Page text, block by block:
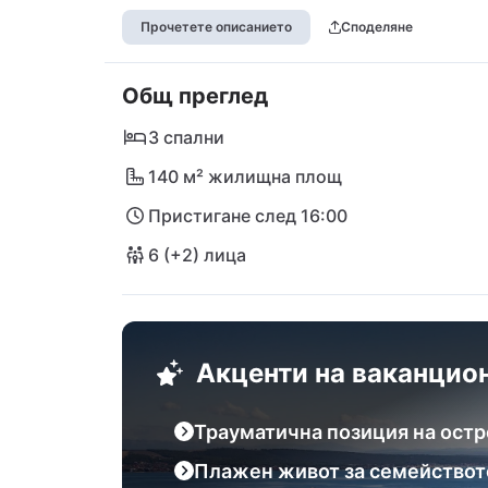
Очарователната атмосфера на плажния
В близост ще намерите супермаркети
Зелена Пунта, които ще поглезят
открийте дъхваният пейзаж в
Адриатика!
Прочетете описанието Споделяне
Общ преглед
3 спални
140 м² жилищна площ
Пристигане след 16:00
6 (+2) лица
Акценти на
Трауматична позиция на
Плажен живот за